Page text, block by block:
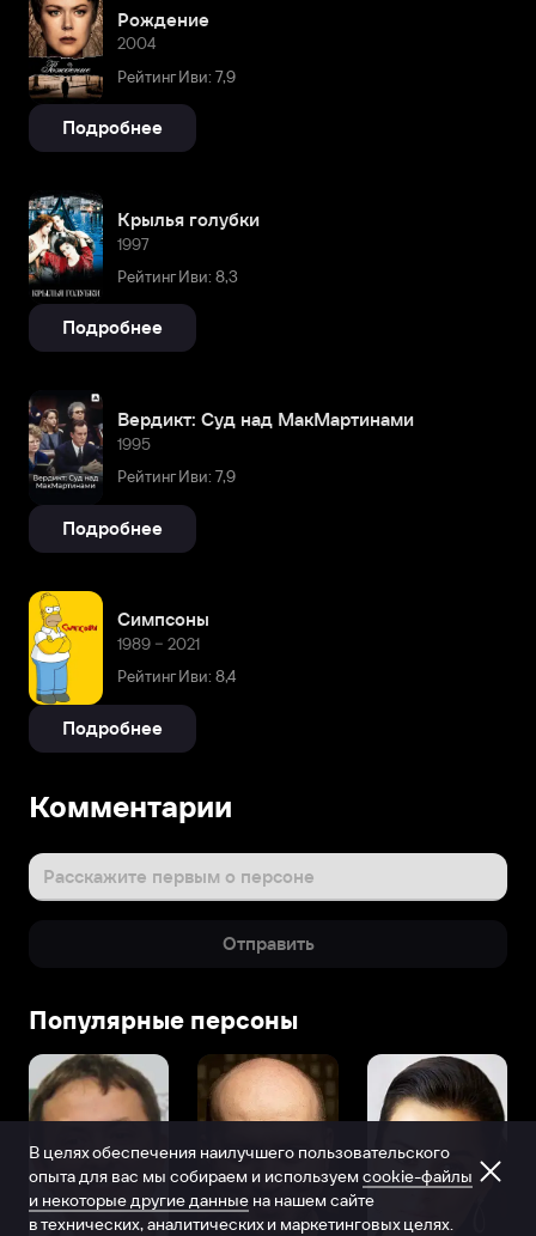
Рождение
2004
Рейтинг Иви: 7,9
Подробнее
Крылья голубки
1997
Рейтинг Иви: 8,3
Подробнее
Вердикт: Суд над МакМартинами
1995
Рейтинг Иви: 7,9
Подробнее
Симпсоны
1989 – 2021
Рейтинг Иви: 8,4
Подробнее
Комментарии
Расскажите первым о персоне
Отправить
Популярные персоны
В целях обеспечения наилучшего пользовательского
опыта для вас мы собираем и используем cookie-файлы
и некоторые другие данные на нашем сайте
в технических, аналитических и маркетинговых целях.